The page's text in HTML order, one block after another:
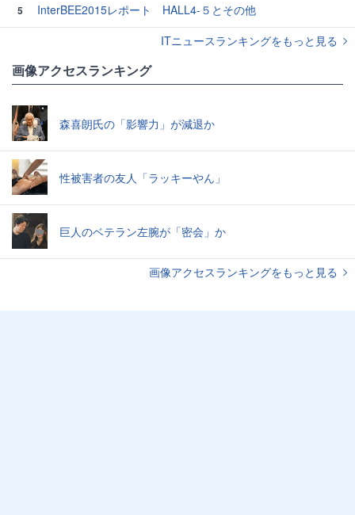
5
InterBEE2015レポート HALL4-５とその他
ITニュースランキングをもっと見る
画像アクセスランキング
森喜朗氏の「影響力」が減退か
性被害者の友人「ラッキーやん」
巨人のベテラン左腕が「密会」か
画像アクセスランキングをもっと見る